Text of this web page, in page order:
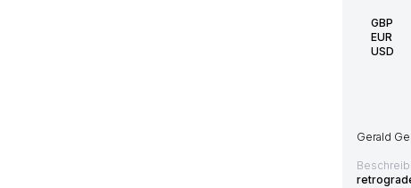
GBP
EUR
USD
Gerald